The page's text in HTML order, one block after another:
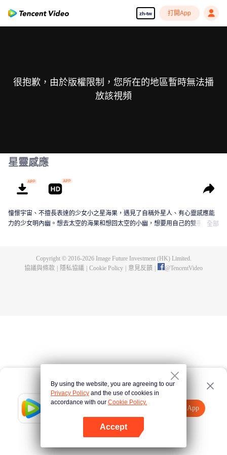
zh-tw 打開App
Tencent Video
打開App
點擊此處
很抱歉，由於版權限制，您所在的地區暫時無法播
放該視頻
星靈感應
憧憬宇宙、不擅長表達的少女小之星海果，遇見了自稱外星人、有心靈感應能
力的少女明內幽。想去太空的海果和想回太空的小幽，想要用自己的雙手建造
全部
Copyright © 2016-2026Image Future Investment (HK) Limited.
協議與條款
隱私協議 Cookie Policy 意見反饋 @TencentVideo
By using the website, you are agreeing to our
Privacy Policy and the use of cookies in
accordance with our Cookie Policy.
Accept